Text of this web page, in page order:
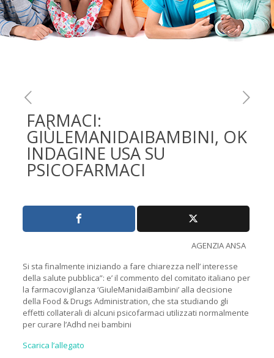
FARMACI:
GIÙLEMANIDAIBAMBINI, OK
INDAGINE USA SU
PSICOFARMACI
AGENZIA ANSA
Si sta finalmente iniziando a fare chiarezza nell’ interesse
della salute pubblica”: e’ il commento del comitato italiano per
la farmacovigilanza ‘GiuleManidaiBambini’ alla decisione
della Food & Drugs Administration, che sta studiando gli
effetti collaterali di alcuni psicofarmaci utilizzati normalmente
per curare l’Adhd nei bambini
Scarica l’allegato